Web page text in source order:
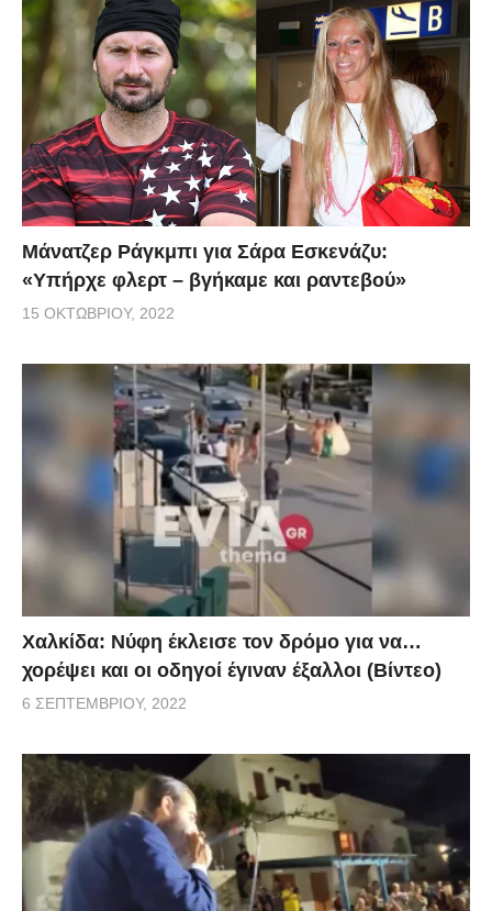
Μάνατζερ Ράγκμπι για Σάρα Εσκενάζυ:
«Υπήρχε φλερτ – βγήκαμε και ραντεβού»
15 ΟΚΤΩΒΡΊΟΥ, 2022
Χαλκίδα: Νύφη έκλεισε τον δρόμο για να…
χορέψει και οι οδηγοί έγιναν έξαλλοι (Βίντεο)
6 ΣΕΠΤΕΜΒΡΊΟΥ, 2022